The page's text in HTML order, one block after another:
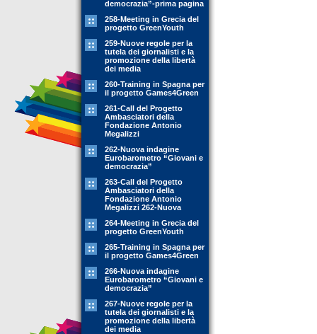
democrazia”-prima pagina
258-Meeting in Grecia del
progetto GreenYouth
259-Nuove regole per la
tutela dei giornalisti e la
promozione della libertà
dei media
260-Training in Spagna per
il progetto Games4Green
261-Call del Progetto
Ambasciatori della
Fondazione Antonio
Megalizzi
262-Nuova indagine
Eurobarometro “Giovani e
democrazia”
263-Call del Progetto
Ambasciatori della
Fondazione Antonio
Megalizzi 262-Nuova
264-Meeting in Grecia del
progetto GreenYouth
265-Training in Spagna per
il progetto Games4Green
266-Nuova indagine
Eurobarometro “Giovani e
democrazia”
267-Nuove regole per la
tutela dei giornalisti e la
promozione della libertà
dei media